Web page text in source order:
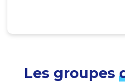
Les groupes